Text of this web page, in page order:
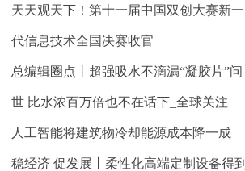
天天观天下！第十一届中国双创大赛新一
代信息技术全国决赛收官
总编辑圈点丨超强吸水不滴漏“凝胶片”问
世 比水浓百万倍也不在话下_全球关注
人工智能将建筑物冷却能源成本降一成
稳经济 促发展丨柔性化高端定制设备得到